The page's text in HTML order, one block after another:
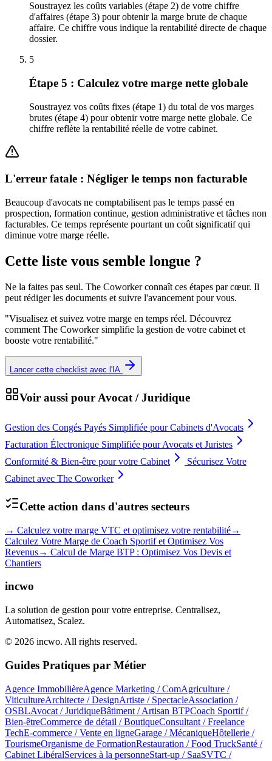
Soustrayez les coûts variables (étape 2) de votre chiffre
d'affaires (étape 3) pour obtenir la marge brute de chaque
affaire. Ce chiffre vous indique la rentabilité directe de chaque
dossier.
5
Étape 5 : Calculez votre marge nette globale
Soustrayez vos coûts fixes (étape 1) du total de vos marges
brutes (étape 4) pour obtenir votre marge nette globale. Ce
chiffre reflète la rentabilité réelle de votre cabinet.
L'erreur fatale : Négliger le temps non facturable
Beaucoup d'avocats ne comptabilisent pas le temps passé en
prospection, formation continue, gestion administrative et tâches non
facturables. Ce temps représente pourtant un coût significatif qui
diminue votre marge réelle.
Cette liste vous semble longue ?
Ne la faites pas seul. The Coworker connaît ces étapes par cœur. Il
peut rédiger les documents et suivre l'avancement pour vous.
"Visualisez et suivez votre marge en temps réel. Découvrez
comment The Coworker simplifie la gestion de votre cabinet et
booste votre rentabilité."
Lancer cette checklist avec l'IA
Voir aussi pourAvocat / Juridique
Gestion des Congés Payés Simplifiée pour Cabinets d'Avocats
Facturation Électronique Simplifiée pour Avocats et Juristes
Conformité & Bien-être pour votre Cabinet
Sécurisez Votre
Cabinet avec The Coworker
Cette action dans d'autres secteurs
→ Calculez votre marge VTC et optimisez votre rentabilité→
Calculez Votre Marge de Coach Sportif et Optimisez Vos
Revenus→ Calcul de Marge BTP : Optimisez Vos Devis et
Chantiers
incwo
La solution de gestion pour votre entreprise. Centralisez,
Automatisez, Scalez.
© 2026 incwo. All rights reserved.
Guides Pratiques par Métier
Agence ImmobilièreAgence Marketing / ComAgriculture /
ViticultureArchitecte / DesignArtiste / SpectacleAssociation /
OSBLAvocat / JuridiqueBâtiment / Artisan BTPCoach Sportif /
Bien-êtreCommerce de détail / BoutiqueConsultant / Freelance
TechE-commerce / Vente en ligneGarage / MécaniqueHôtellerie /
TourismeOrganisme de FormationRestauration / Food TruckSanté /
Cabinet LibéralServices à la personneStart-up / SaaSVTC /